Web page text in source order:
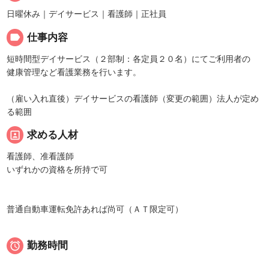
日曜休み｜デイサービス｜看護師｜正社員
label 仕事内容
短時間型デイサービス（２部制：各定員２０名）にてご利用者の
健康管理など看護業務を行います。
（雇い入れ直後）デイサービスの看護師（変更の範囲）法人が定め
る範囲
portrait 求める人材
看護師、准看護師
いずれかの資格を所持で可
普通自動車運転免許あれば尚可（ＡＴ限定可）
 勤務時間